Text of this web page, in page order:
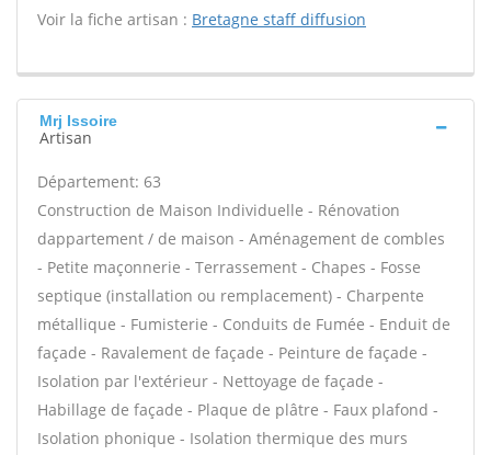
Voir la fiche artisan : Bretagne staff diffusion
Mrj Issoire
Artisan
Département: 63
Construction de Maison Individuelle - Rénovation
dappartement / de maison - Aménagement de combles
- Petite maçonnerie - Terrassement - Chapes - Fosse
septique (installation ou remplacement) - Charpente
métallique - Fumisterie - Conduits de Fumée - Enduit de
façade - Ravalement de façade - Peinture de façade -
Isolation par l'extérieur - Nettoyage de façade -
Habillage de façade - Plaque de plâtre - Faux plafond -
Isolation phonique - Isolation thermique des murs